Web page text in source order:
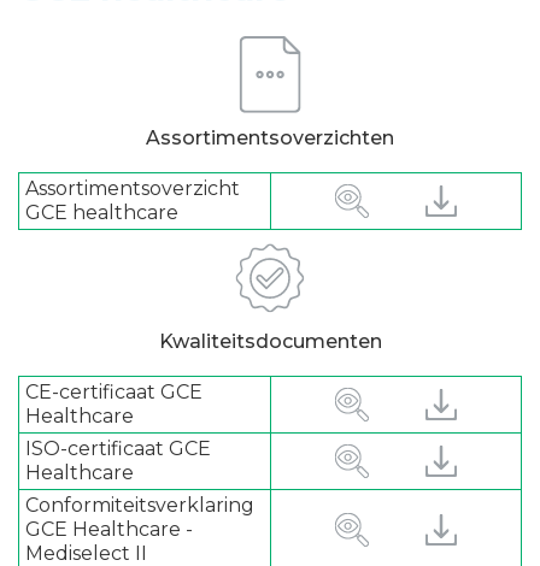
Assortimentsoverzichten
Assortimentsoverzicht
GCE healthcare
Kwaliteitsdocumenten
CE-certificaat GCE
Healthcare
ISO-certificaat GCE
Healthcare
Conformiteitsverklaring
GCE Healthcare -
Mediselect II